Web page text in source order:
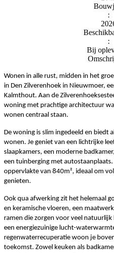
:
:
Bij
Wonen in alle rust, midden in het
in Den Zilverenhoek in Nieuwmoer,
Kalmthout. Aan de
woning met prachtige architectuur
wonen centraal staan.
De woning is slim ingedeeld en biedt
wonen. Je geniet van een lichtrijke
slaapkamers, een moderne
een tuinberging met
oppervlakte van 840m², ideaal om
genieten.
Ook qua afwerking zit het helemaal
en keramische vloeren, een
ramen die zorgen voor veel
een energiezuinige lucht-
regenwaterrecuperatie woon je
toekomst. Zowel keuken als